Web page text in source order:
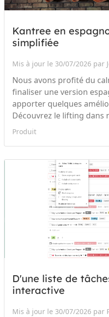
Kantree en
simplifiée
Mis à jour le 30/07/2026 par
Nous avons profité du
finaliser une version
apporter quelques
Découvrez le lifting dans
Produit
D'une liste de
interactive
Mis à jour le 30/07/2026 par